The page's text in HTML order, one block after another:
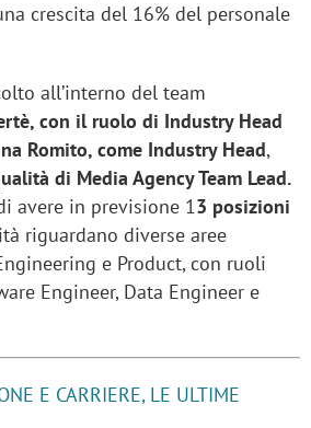
crescita del 16% del personale
all’interno del team
con il ruolo di Industry Head
Romito, come Industry Head,
di Media Agency Team Lead.
avere in previsione 13 posizioni
riguardano diverse aree
e Product, con ruoli
Engineer, Data Engineer e
E CARRIERE, LE ULTIME